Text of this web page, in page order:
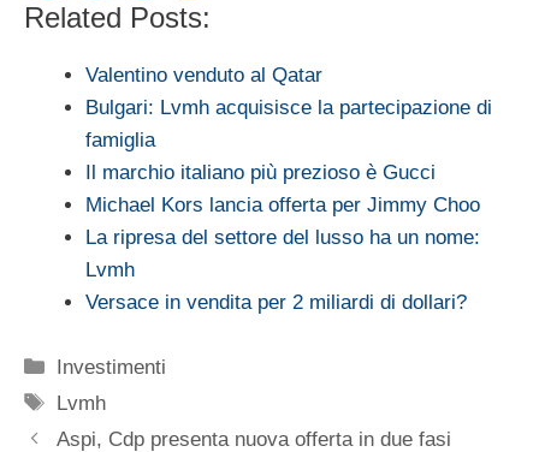
Related Posts:
Valentino venduto al Qatar
Bulgari: Lvmh acquisisce la partecipazione di
famiglia
Il marchio italiano più prezioso è Gucci
Michael Kors lancia offerta per Jimmy Choo
La ripresa del settore del lusso ha un nome:
Lvmh
Versace in vendita per 2 miliardi di dollari?
Categorie
Investimenti
Tag
Lvmh
Aspi, Cdp presenta nuova offerta in due fasi